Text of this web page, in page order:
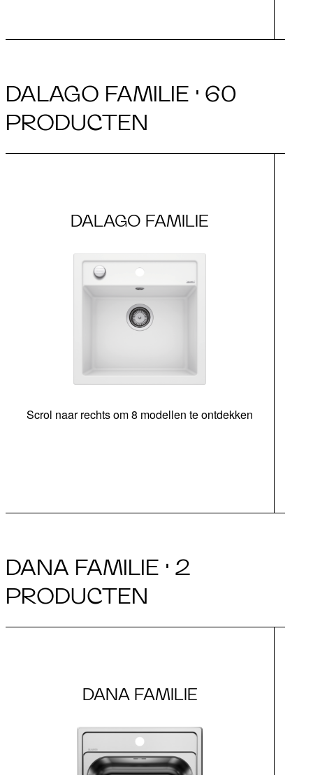
DALAGO FAMILIE · 60
PRODUCTEN
DALAGO FAMILIE
Scrol naar rechts om 8 modellen te ontdekken
DANA FAMILIE · 2
PRODUCTEN
DANA FAMILIE